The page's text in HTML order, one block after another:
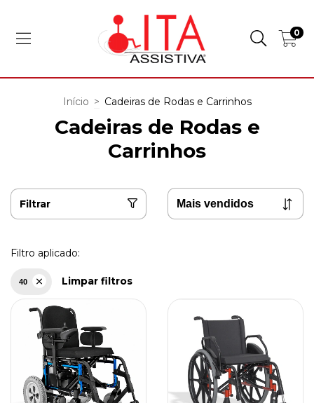
0
Início > Cadeiras de Rodas e Carrinhos
Cadeiras de Rodas e
Carrinhos
Filtrar
Filtro aplicado:
40 Limpar filtros